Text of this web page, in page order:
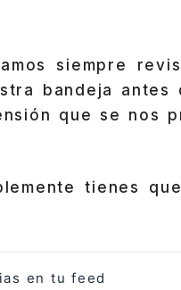
siempre
bandeja antes
que se nos
tienes
en tu feed